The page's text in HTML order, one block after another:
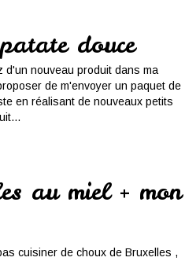
douce
d'un nouveau produit dans ma
de m'envoyer un paquet de
en réalisant de nouveaux petits
au miel + mon
cuisiner de choux de Bruxelles ,